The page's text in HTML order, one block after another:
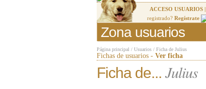
ACCESO USUARIOS |
registrado? Regístrate
Zona usuarios
Página principal / Usuarios / Ficha de Julius
Fichas de usuarios - Ver ficha
Ficha de... Julius